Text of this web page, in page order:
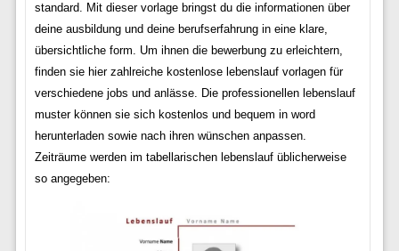
standard. Mit dieser vorlage bringst du die informationen über
deine ausbildung und deine berufserfahrung in eine klare,
übersichtliche form. Um ihnen die bewerbung zu erleichtern,
finden sie hier zahlreiche kostenlose lebenslauf vorlagen für
verschiedene jobs und anlässe. Die professionellen lebenslauf
muster können sie sich kostenlos und bequem in word
herunterladen sowie nach ihren wünschen anpassen.
Zeiträume werden im tabellarischen lebenslauf üblicherweise
so angegeben: